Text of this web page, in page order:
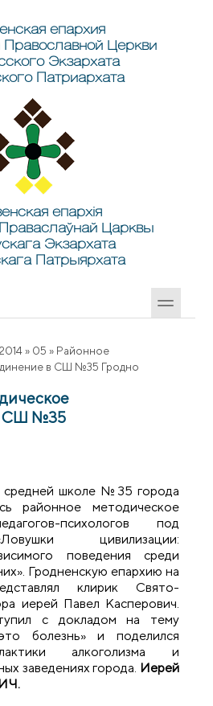
епархия
Православной Церкви
Экзархата
Патриархата
епархія
Царквы
Экзархата
Патрыярхата
2014 » 05 » Районное
в СШ №35 Гродно
СШ №35
средней школе №35 города
районное методическое
психологов под
цивилизации:
поведения среди
Гродненскую епархию на
клирик Свято-
иерей Павел Касперович.
с докладом на тему
болезнь» и поделился
алкоголизма и
заведениях города. Иерей